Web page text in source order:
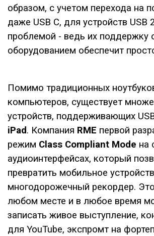
образом, с учетом перехода на
даже USB C, для устройств USB
проблемой - ведь их поддержку
оборудованием обеспечит
Помимо традиционных
компьютеров, существует
устройств, поддерживающих
iPad. Компания RME первой
режим Class Compliant Mode на
аудиоинтерфейсах, который
превратить мобильное
многодорожечный рекордер.
любом месте и в любое время
записать живое выступление,
для YouTube, экспромт на